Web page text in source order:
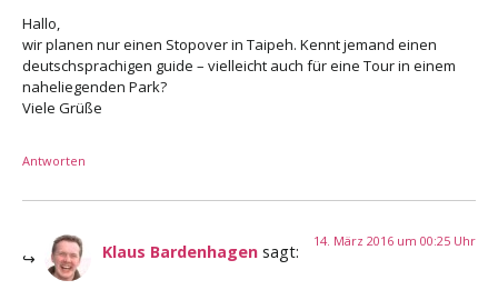
Hallo,
wir planen nur einen Stopover in Taipeh. Kennt jemand einen
deutschsprachigen guide – vielleicht auch für eine Tour in einem
naheliegenden Park?
Viele Grüße
Antworten
Klaus Bardenhagen sagt:
14. März 2016 um 00:25 Uhr